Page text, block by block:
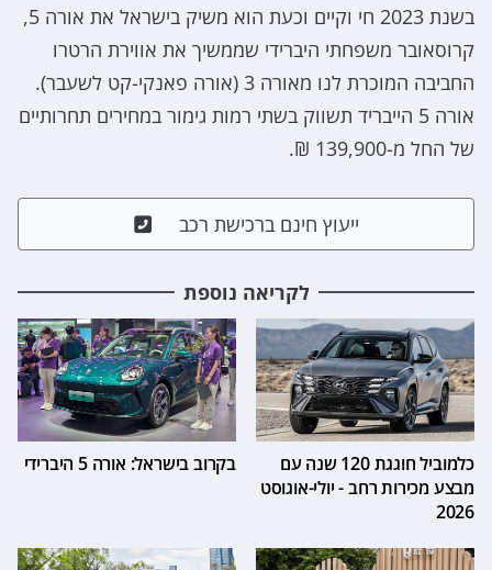
בשנת 2023 חי וקיים וכעת הוא משיק בישראל את אורה 5,
קרוסאובר משפחתי היברידי שממשיך את אווירת הרטרו
החביבה המוכרת לנו מאורה 3 (אורה פאנקי-קט לשעבר).
אורה 5 הייבריד תשווק בשתי רמות גימור במחירים תחרותיים
של החל מ-139,900 ₪.
ייעוץ חינם ברכישת רכב
לקריאה נוספת
כלמוביל חוגגת 120 שנה עם
מבצע מכירות רחב - יולי-אוגוסט
2026
בקרוב בישראל: אורה 5 היברידי